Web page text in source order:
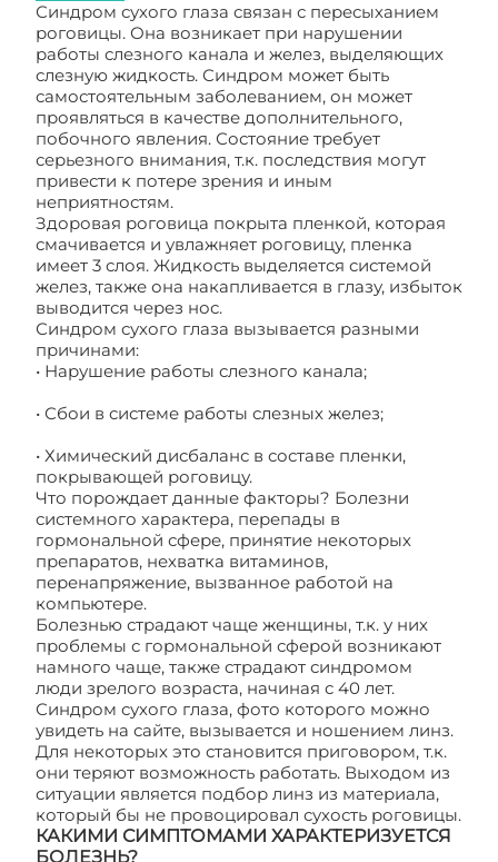
Синдром сухого глаза связан с пересыханием
роговицы. Она возникает при нарушении
работы слезного канала и желез, выделяющих
слезную жидкость. Синдром может быть
самостоятельным заболеванием, он может
проявляться в качестве дополнительного,
побочного явления. Состояние требует
серьезного внимания, т.к. последствия могут
привести к потере зрения и иным
неприятностям.
Здоровая роговица покрыта пленкой, которая
смачивается и увлажняет роговицу, пленка
имеет 3 слоя. Жидкость выделяется системой
желез, также она накапливается в глазу, избыток
выводится через нос.
Синдром сухого глаза вызывается разными
причинами:
• Нарушение работы слезного канала;
• Сбои в системе работы слезных желез;
• Химический дисбаланс в составе пленки,
покрывающей роговицу.
Что порождает данные факторы? Болезни
системного характера, перепады в
гормональной сфере, принятие некоторых
препаратов, нехватка витаминов,
перенапряжение, вызванное работой на
компьютере.
Болезнью страдают чаще женщины, т.к. у них
проблемы с гормональной сферой возникают
намного чаще, также страдают синдромом
люди зрелого возраста, начиная с 40 лет.
Синдром сухого глаза, фото которого можно
увидеть на сайте, вызывается и ношением линз.
Для некоторых это становится приговором, т.к.
они теряют возможность работать. Выходом из
ситуации является подбор линз из материала,
который бы не провоцировал сухость роговицы.
КАКИМИ СИМПТОМАМИ ХАРАКТЕРИЗУЕТСЯ
БОЛЕЗНЬ?